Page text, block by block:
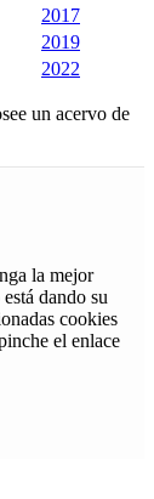
2017
2019
2022
un acervo de
la mejor
dando su
cookies
el enlace